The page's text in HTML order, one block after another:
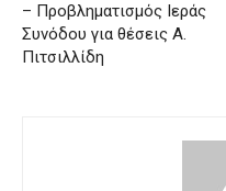
– Προβληματισμός Ιεράς
Συνόδου για θέσεις Α.
Πιτσιλλίδη